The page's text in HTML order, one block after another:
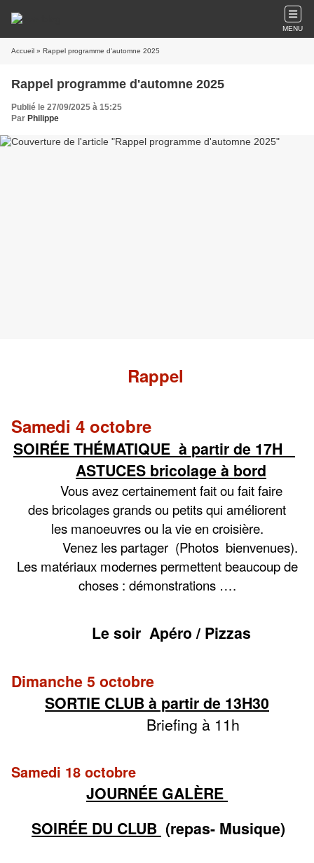
MENU
Accueil » Rappel programme d'automne 2025
Rappel programme d'automne 2025
Publié le 27/09/2025 à 15:25
Par Philippe
Rappel
Samedi 4 octobre
SOIRÉE THÉMATIQUE à partir de 17H
ASTUCES bricolageà bord
Vous avez certainement fait ou fait faire
des bricolages grands ou petits qui améliorent
les manoeuvres ou la vie en croisière.
Venez les partager (Photos bienvenues).
Les matériaux modernes permettent beaucoup de
choses : démonstrations ….
Le soir Apéro / Pizzas
Dimanche 5 octobre
SORTIE CLUB à partir de 13H30
Briefing à 11h
Samedi 18 octobre
JOURNÉE GALÈRE
SOIRÉE DU CLUB (repas- Musique)